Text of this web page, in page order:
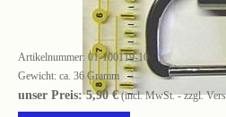
Artikelnummer: 01-100119-10
Gewicht: ca. 36 Gramm
unser Preis: 5,90 € (incl. MwSt. - zzgl.